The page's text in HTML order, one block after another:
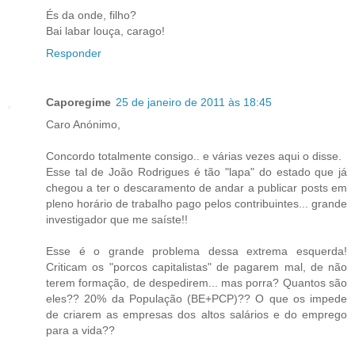
És da onde, filho?
Bai labar louça, carago!
Responder
Caporegime 25 de janeiro de 2011 às 18:45
Caro Anónimo,
Concordo totalmente consigo.. e várias vezes aqui o disse.
Esse tal de João Rodrigues é tão "lapa" do estado que já
chegou a ter o descaramento de andar a publicar posts em
pleno horário de trabalho pago pelos contribuintes... grande
investigador que me saíste!!
Esse é o grande problema dessa extrema esquerda!
Criticam os "porcos capitalistas" de pagarem mal, de não
terem formação, de despedirem... mas porra? Quantos são
eles?? 20% da População (BE+PCP)?? O que os impede
de criarem as empresas dos altos salários e do emprego
para a vida??